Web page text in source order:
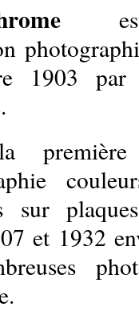
1903
sur
et 1932